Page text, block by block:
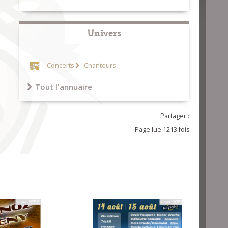
Univers
Concerts Chanteurs
Tout l'annuaire
Partager :
Page lue 1213 fois